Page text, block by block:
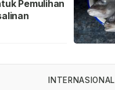
Pemulihan
INTERNASIONAL